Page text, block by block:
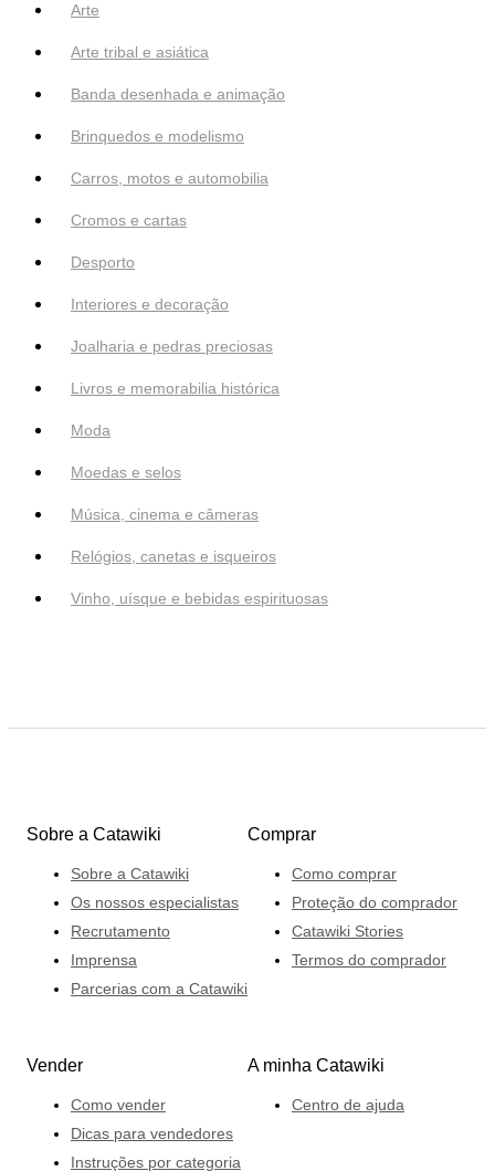
Arte
Arte tribal e asiática
Banda desenhada e animação
Brinquedos e modelismo
Carros, motos e automobilia
Cromos e cartas
Desporto
Interiores e decoração
Joalharia e pedras preciosas
Livros e memorabilia histórica
Moda
Moedas e selos
Música, cinema e câmeras
Relógios, canetas e isqueiros
Vinho, uísque e bebidas espirituosas
Sobre a Catawiki
Sobre a Catawiki
Os nossos especialistas
Recrutamento
Imprensa
Parcerias com a Catawiki
Comprar
Como comprar
Proteção do comprador
Catawiki Stories
Termos do comprador
Vender
Como vender
Dicas para vendedores
Instruções por categoria
A minha Catawiki
Centro de ajuda